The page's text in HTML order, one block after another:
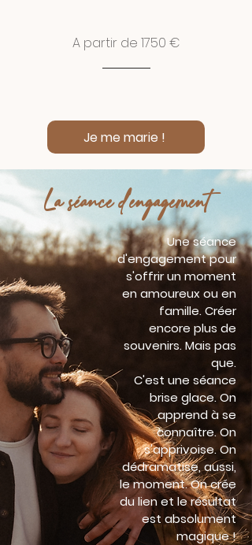
A partir de 1750 €
Je me marie !
La séance d'engagement
Une séance
d'engagement pour
s'offrir un moment
en amoureux ou en
famille. Créer
encore plus de
souvenirs. Mais pas
que.
C'est une séance
brise glace. On
apprend à se
connaître. On
s'apprivoise. On
dédramatise, aussi,
le moment. On crée
du lien et le résultat
est absolument
magique !